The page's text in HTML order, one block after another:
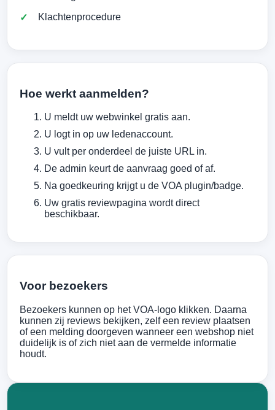
Klachtenprocedure
Hoe werkt aanmelden?
U meldt uw webwinkel gratis aan.
U logt in op uw ledenaccount.
U vult per onderdeel de juiste URL in.
De admin keurt de aanvraag goed of af.
Na goedkeuring krijgt u de VOA plugin/badge.
Uw gratis reviewpagina wordt direct
beschikbaar.
Voor bezoekers
Bezoekers kunnen op het VOA-logo klikken. Daarna
kunnen zij reviews bekijken, zelf een review plaatsen
of een melding doorgeven wanneer een webshop niet
duidelijk is of zich niet aan de vermelde informatie
houdt.